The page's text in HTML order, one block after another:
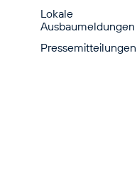
Lokale
Ausbaumeldungen
Pressemitteilungen